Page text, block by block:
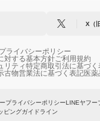
X（
ライバシーポリシー
対する基本方針ご利用規約
リティ特定商取引法に基づく
古物営業法に基づく表記医
プライバシーポリシーLINEヤフー
ピングガイドライン